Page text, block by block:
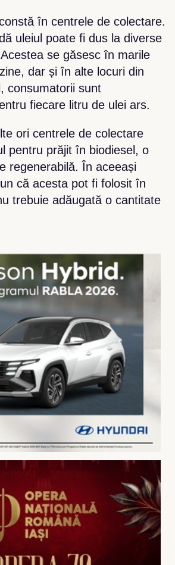
în centrele de colectare.
uleiul poate fi dus la diverse
se găsesc în marile
dar și în alte locuri din
consumatorii sunt
fiecare litru de ulei ars.
ori centrele de colectare
pentru prăjit în biodiesel, o
regenerabilă. În aceeași
că acesta pot fi folosit în
trebuie adăugată o cantitate